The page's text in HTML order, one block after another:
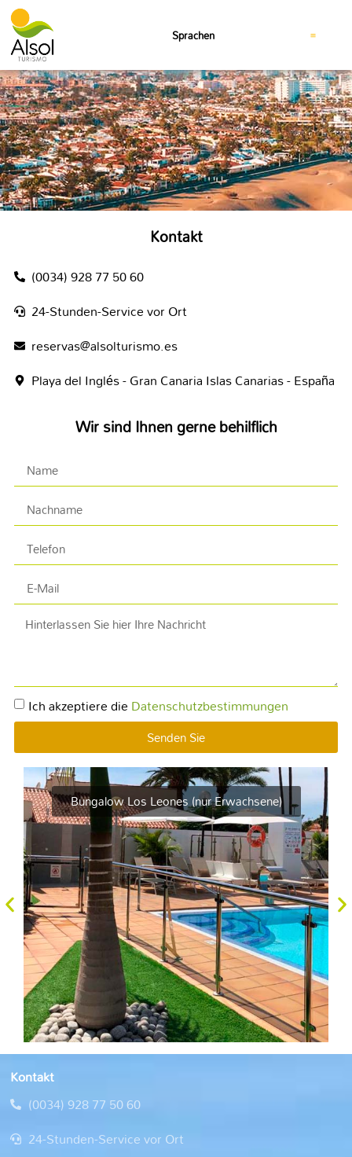
Sprachen
Kontakt
(0034) 928 77 50 60
24-Stunden-Service vor Ort
reservas@alsolturismo.es
Playa del Inglés - Gran Canaria Islas Canarias - España
Wir sind Ihnen gerne behilflich
Ich akzeptiere dieDatenschutzbestimmungen
Senden Sie
Bungalow Los Leones (nur Erwachsene)
Kontakt
(0034) 928 77 50 60
24-Stunden-Service vor Ort